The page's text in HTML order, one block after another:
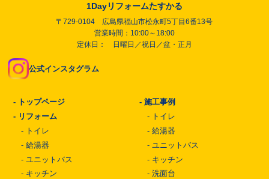
1Dayリフォームたすかる
〒729-0104 広島県福山市松永町5丁目6番13号
営業時間：10:00～18:00
定休日： 日曜日／祝日／盆・正月
公式インスタグラム
- トップページ
- リフォーム
- トイレ
- 給湯器
- ユニットバス
- キッチン
-施工事例
- トイレ
-給湯器
- ユニットバス
- キッチン
-洗面台